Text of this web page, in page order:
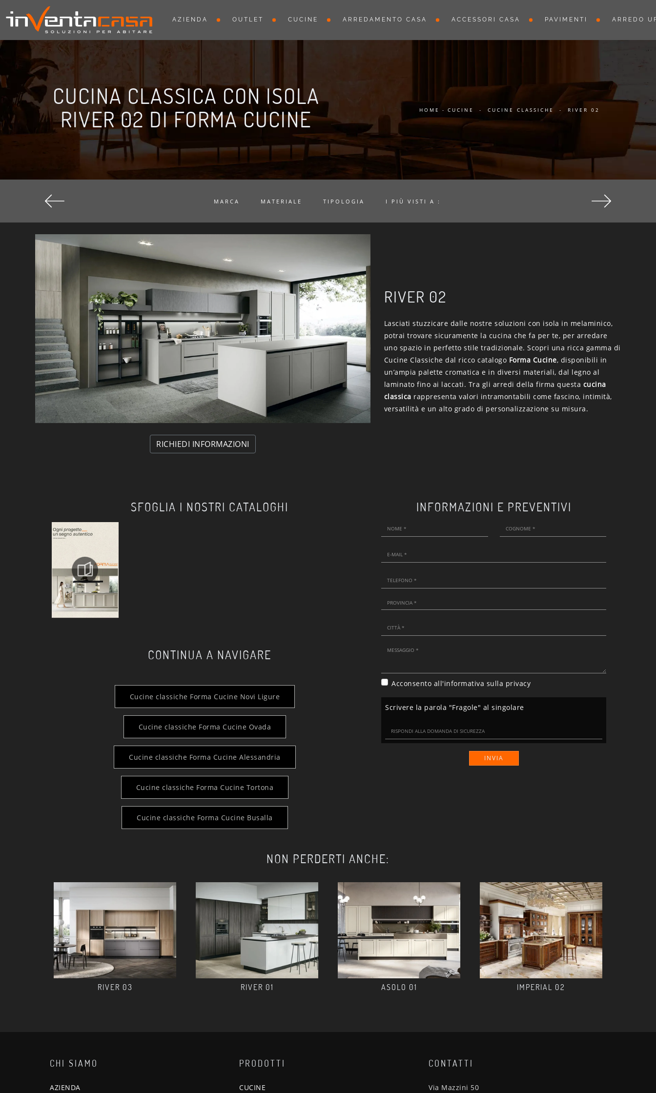
AZIENDA OUTLET CUCINE ARREDAMENTO CASA ACCESSORI CASA PAVIMENTI ARREDO
CUCINA CLASSICA CON ISOLA
RIVER 02 DI FORMA CUCINE
HOME - CUCINE - CUCINE CLASSICHE - RIVER 02
MARCA MATERIALE TIPOLOGIA I PIÙ VISTI A :
RICHIEDI INFORMAZIONI
RIVER 02
Lasciati stuzzicare dalle nostre soluzioni con isola in melaminico,
potrai trovare sicuramente la cucina che fa per te, per arredare
uno spazio in perfetto stile tradizionale. Scopri una ricca gamma di
Cucine Classiche dal ricco catalogo Forma Cucine, disponibili in
un’ampia palette cromatica e in diversi materiali, dal legno al
laminato fino ai laccati. Tra gli arredi della firma questa cucina
classica rappresenta valori intramontabili come fascino, intimità,
versatilità e un alto grado di personalizzazione su misura.
SFOGLIA I NOSTRI CATALOGHI
CONTINUA A NAVIGARE
Cucine classiche Forma Cucine Novi Ligure
Cucine classiche Forma Cucine Ovada
Cucine classiche Forma Cucine Alessandria
Cucine classiche Forma Cucine Tortona
Cucine classiche Forma Cucine Busalla
INFORMAZIONI E PREVENTIVI
Acconsento all'informativa sulla privacy
Scrivere la parola "Fragole" al singolare
INVIA
NON PERDERTI ANCHE:
RIVER 03 RIVER 01 ASOLO 01 IMPERIAL 02
CHI SIAMO
AZIENDA
PRODOTTI
CUCINE
CONTATTI
Via Mazzini 50